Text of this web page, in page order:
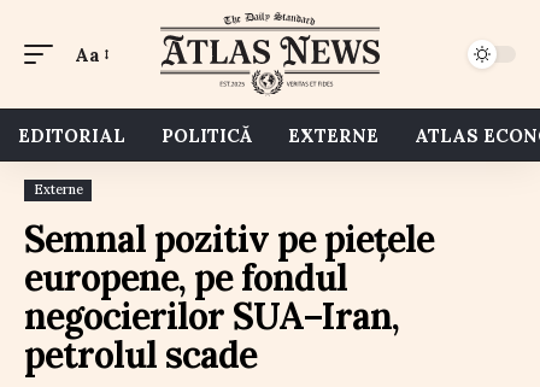
Aa
EDITORIAL POLITICĂ EXTERNE ATLAS
Externe
Semnal pozitiv pe piețele
europene, pe fondul
negocierilor SUA–Iran,
petrolul scade